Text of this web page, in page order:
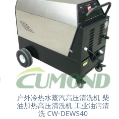
户外冷热水蒸汽高压清洗机 柴
油加热高压清洗机 工业油污清
洗 CW-DEWS40